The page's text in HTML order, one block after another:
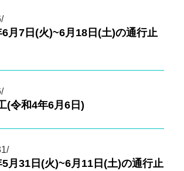
月7日(火)~6月18日(土)の通行止
(令和4年6月6日)
月31日(火)~6月11日(土)の通行止